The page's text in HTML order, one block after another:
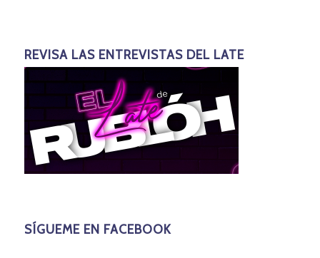
REVISA LAS ENTREVISTAS DEL LATE
SÍGUEME EN FACEBOOK